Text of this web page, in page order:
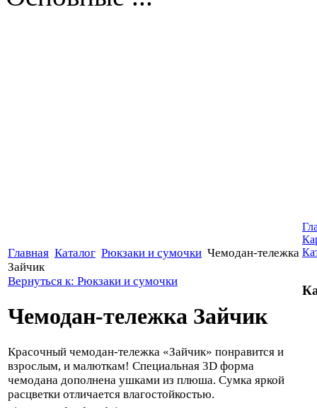
Главная Каталог Рюкзаки и сумочки Чемодан-тележка
Зайчик
Вернуться к: Рюкзаки и сумочки
Чемодан-тележка Зайчик
Красочный чемодан-тележка «Зайчик» понравится и
взрослым, и малюткам! Специальная 3D форма
чемодана дополнена ушками из плюша. Сумка яркой
расцветки отличается влагостойкостью.